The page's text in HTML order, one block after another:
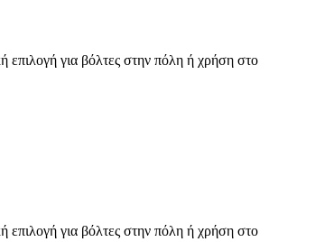
επιλογή για βόλτες στην πόλη ή χρήση στο
επιλογή για βόλτες στην πόλη ή χρήση στο